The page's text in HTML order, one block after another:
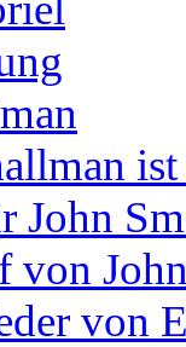
John
von
von